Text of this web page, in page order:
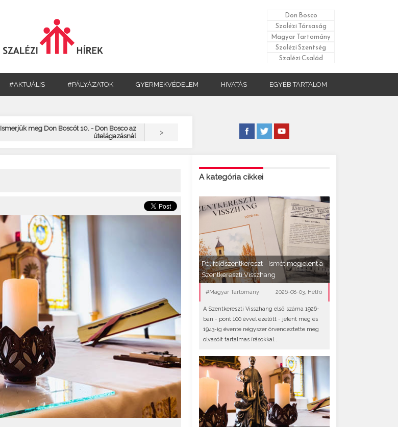
Don Bosco
Szalézi Társaság
Magyar Tartomány
Szalézi Szentség
Szalézi Család
#AKTUÁLIS #PÁLYÁZATOK GYERMEKVÉDELEM HIVATÁS EGYÉB TARTALOM
Ismerjük meg Don Boscót 10. - Don Bosco az
útelágazásnál
>
A kategória cikkei
Péliföldszentkereszt - Ismét megjelent a
Szentkereszti Visszhang
#Magyar Tartomány 2026-08-03, Hétfő
A Szentkereszti Visszhang első száma 1926-
ban - pont 100 évvel ezelőtt - jelent meg és
1943-ig évente négyszer örvendeztette meg
olvasóit tartalmas írásokkal..